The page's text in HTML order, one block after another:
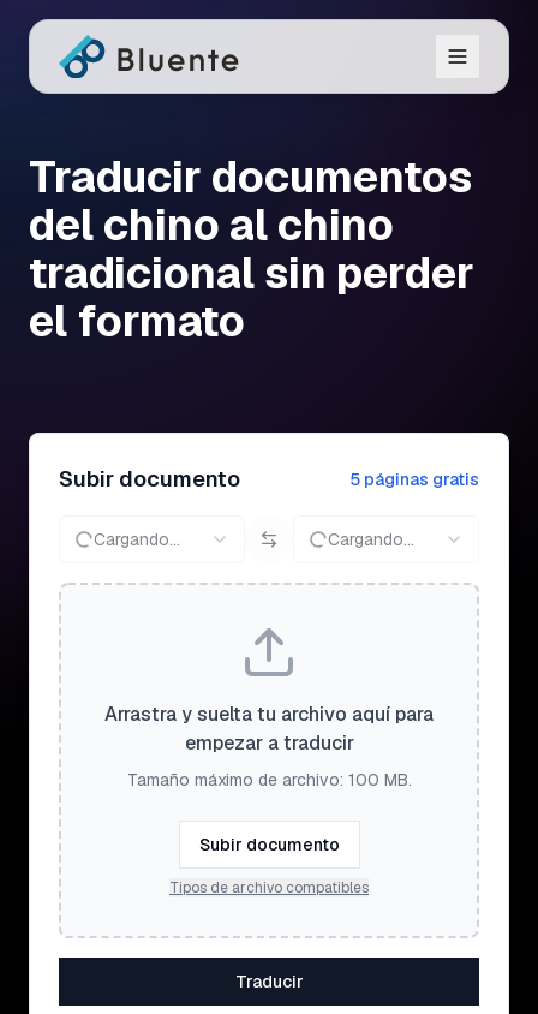
Traducir documentos
del chino al chino
tradicional sin perder
el formato
Subir documento 5 páginas gratis
Cargando... Cargando...
Arrastra y suelta tu archivo aquí para
empezar a traducir
Tamaño máximo de archivo: 100 MB.
Subir documento
Tipos de archivo compatibles
Traducir